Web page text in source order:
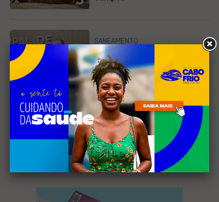
4
SANEAMENTO
Câmara de Búzios aprova
audiência pública para
discutir atuação e serviços
da Prolagos
Receba nossa
newsletter